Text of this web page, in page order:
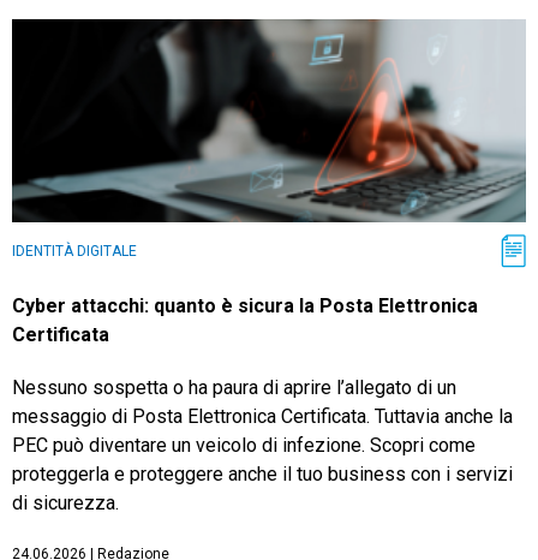
IDENTITÀ DIGITALE
Cyber attacchi: quanto è sicura la Posta Elettronica
Certificata
Nessuno sospetta o ha paura di aprire l’allegato di un
messaggio di Posta Elettronica Certificata. Tuttavia anche la
PEC può diventare un veicolo di infezione. Scopri come
proteggerla e proteggere anche il tuo business con i servizi
di sicurezza.
24.06.2026 Redazione